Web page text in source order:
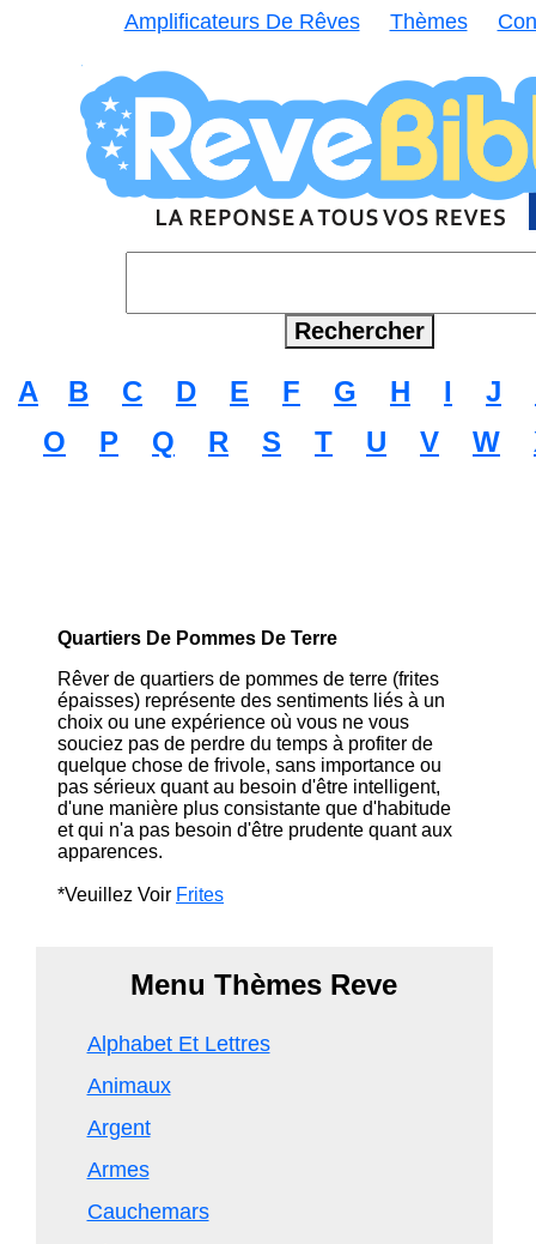
Amplificateurs De Rêves Thèmes
A B C D E F G H I J
O
P Q R S T U V W
Quartiers De Pommes De Terre
Rêver de quartiers de pommes de terre (frites
épaisses) représente des sentiments liés à un
choix ou une expérience où vous ne vous
souciez pas de perdre du temps à profiter de
quelque chose de frivole, sans importance ou
pas sérieux quant au besoin d'être intelligent,
d'une manière plus consistante que d'habitude
et qui n'a pas besoin d'être prudente quant aux
apparences.
*Veuillez Voir Frites
Menu Thèmes Reve
Alphabet Et Lettres
Animaux
Argent
Armes
Cauchemars